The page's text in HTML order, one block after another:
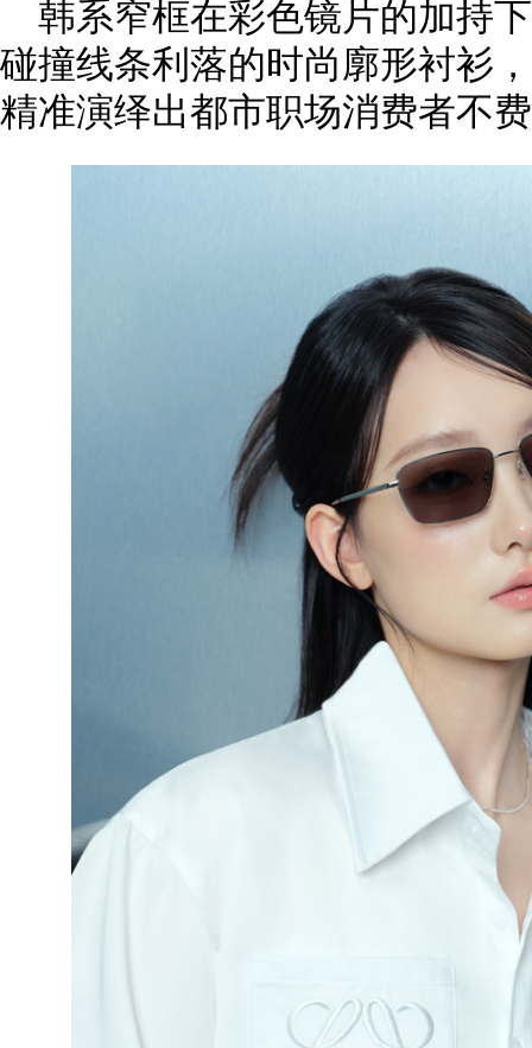
韩系窄框在彩色镜片的加持
碰撞线条利落的时尚廓形衬衫
精准演绎出都市职场消费者不